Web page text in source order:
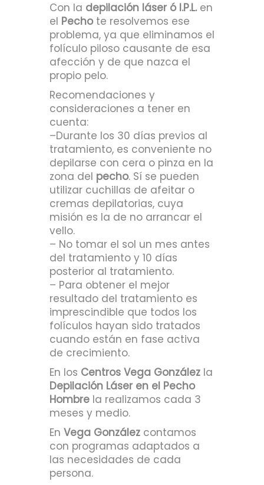
Con la depilación láser ó I.P.L.en
el Pecho te resolvemos ese
problema, ya que eliminamos el
folículo piloso causante de esa
afección y de que nazca el
propio pelo.
Recomendaciones y
consideraciones a tener en
cuenta:
–Durante los 30 días previos al
tratamiento, es conveniente no
depilarse con cera o pinza en la
zona del pecho. Sí se pueden
utilizar cuchillas de afeitar o
cremas depilatorias, cuya
misión es la de no arrancar el
vello.
– No tomar el sol un mes antes
del tratamiento y 10 días
posterior al tratamiento.
– Para obtener el mejor
resultado del tratamiento es
imprescindible que todos los
folículos hayan sido tratados
cuando están en fase activa
de crecimiento.
En los Centros Vega González la
Depilación Láser en el Pecho
Hombre la realizamos cada 3
meses y medio.
En Vega González contamos
con programas adaptados a
las necesidades de cada
persona.